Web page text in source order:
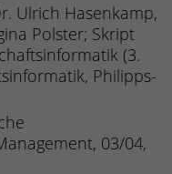
Ulrich Hasenkamp,
Polster; Skript
(3.
Philipps-
03/04,